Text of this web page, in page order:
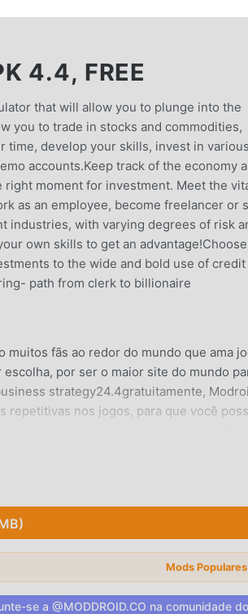
4.4, FREE
that will allow you to plunge into the
you to trade in stocks and commodities,
time, develop your skills, invest in various
accounts.Keep track of the economy
moment for investment. Meet the
as an employee, become freelancer or
industries, with varying degrees of risk
own skills to get an advantage!Choose
to the wide and bold use of credit
path from clerk to billionaire
fãs ao redor do mundo que ama
por ser o maior site do mundo
strategy24.4gratuitamente,
repetitivas nos jogos, para que você
para instalar. Baixe o moddroid client
tem atraído um grande número de
strategy2, você apenas precisa ir ao
a alegria trazida pelo clássico
uma plataforma especial para
Mods
se a @MODDROID.CO na comunidade do